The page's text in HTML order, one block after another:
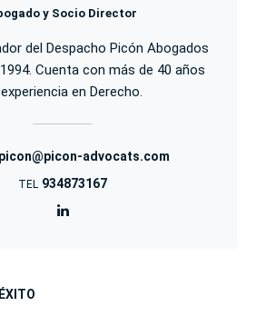
y Socio Director
del Despacho Picón Abogados
Cuenta con más de 40 años
en Derecho.
advocats.com
TEL 934873167